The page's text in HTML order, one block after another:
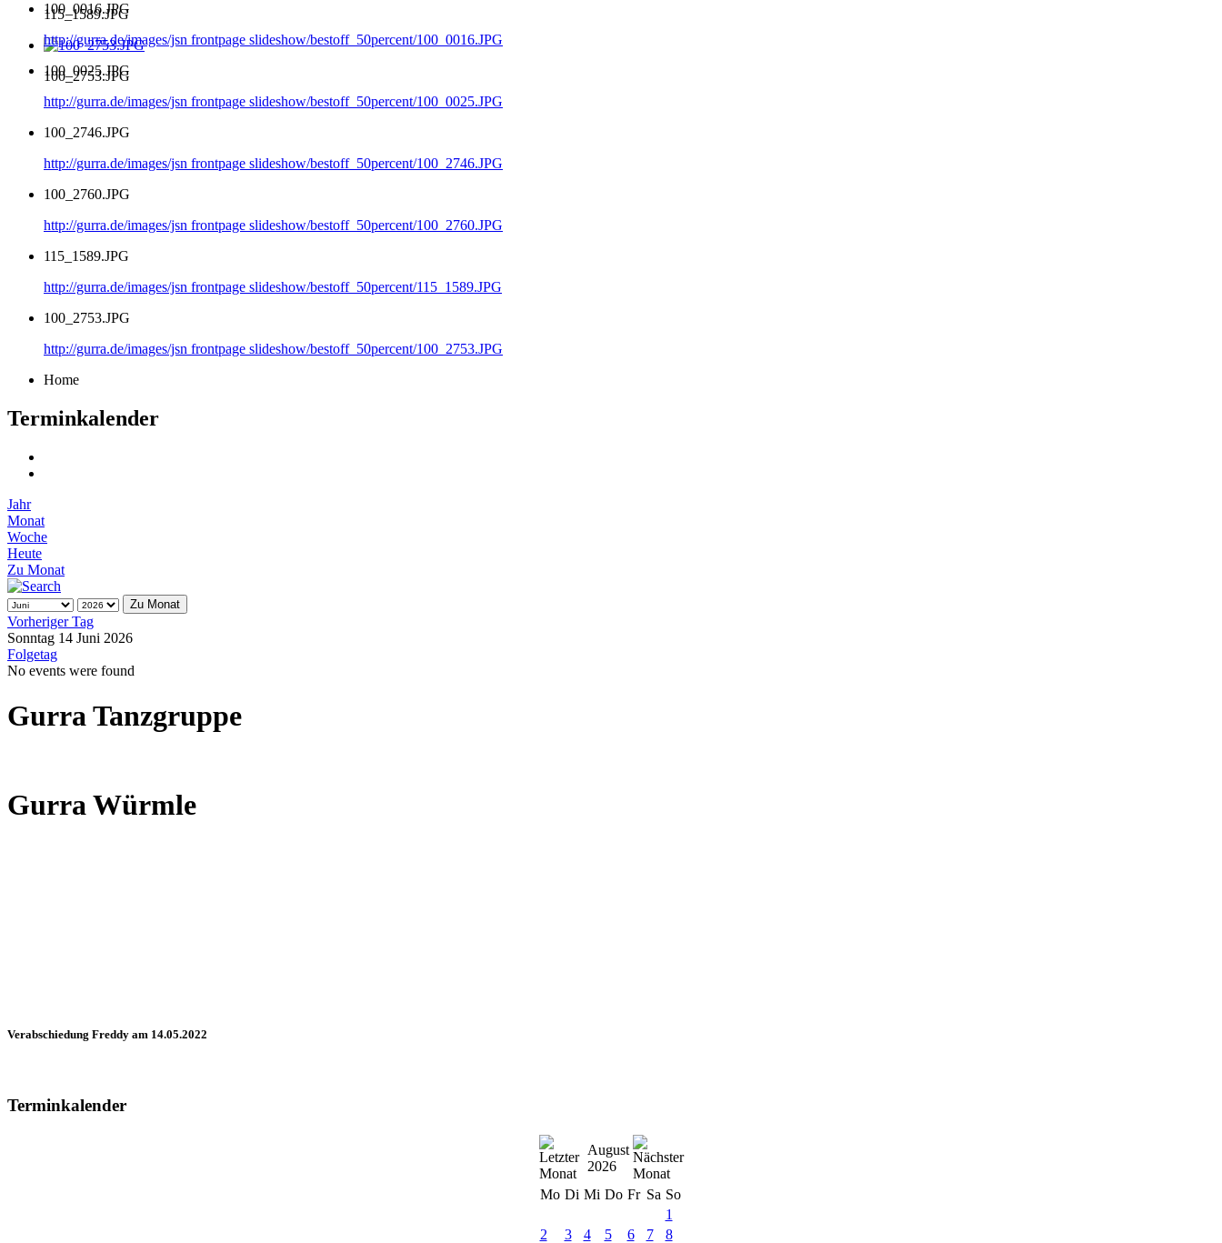
115_1589.JPG
100_2753.JPG
100_0016.JPG
http://gurra.de/images/jsn frontpage slideshow/bestoff_50percent/100_0016.JPG
100_0025.JPG
http://gurra.de/images/jsn frontpage slideshow/bestoff_50percent/100_0025.JPG
100_2746.JPG
http://gurra.de/images/jsn frontpage slideshow/bestoff_50percent/100_2746.JPG
100_2760.JPG
http://gurra.de/images/jsn frontpage slideshow/bestoff_50percent/100_2760.JPG
115_1589.JPG
http://gurra.de/images/jsn frontpage slideshow/bestoff_50percent/115_1589.JPG
100_2753.JPG
http://gurra.de/images/jsn frontpage slideshow/bestoff_50percent/100_2753.JPG
Home
Terminkalender
Jahr
Monat
Woche
Heute
Zu Monat
Zu Monat
Vorheriger Tag
Sonntag 14 Juni 2026
Folgetag
No events were found
Gurra Tanzgruppe
Gurra Würmle
Verabschiedung Freddy am 14.05.2022
Terminkalender
August
2026
Mo Di Mi Do Fr Sa So
1
2
3 4 5 6 7 8